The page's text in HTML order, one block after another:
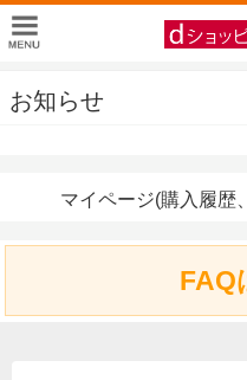
お知らせ
マイページ(購入履歴
FAQ